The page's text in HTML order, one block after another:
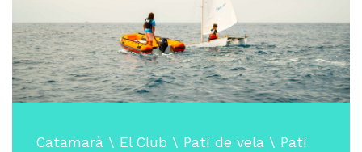
Catamarà \ El Club \ Patí de vela \ Patí